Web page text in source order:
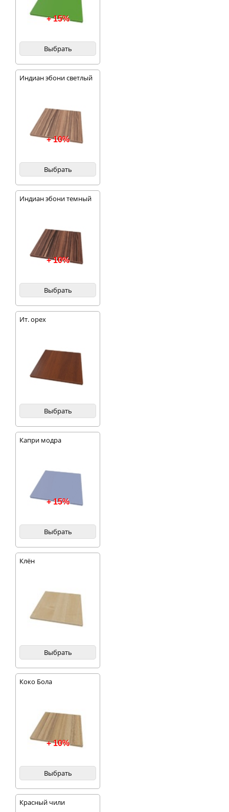
+ 15%
Выбрать
Индиан эбони светлый
+ 10%
Выбрать
Индиан эбони темный
+ 10%
Выбрать
Ит. орех
Выбрать
Капри модра
+ 15%
Выбрать
Клён
Выбрать
Коко Бола
+ 10%
Выбрать
Красный чили